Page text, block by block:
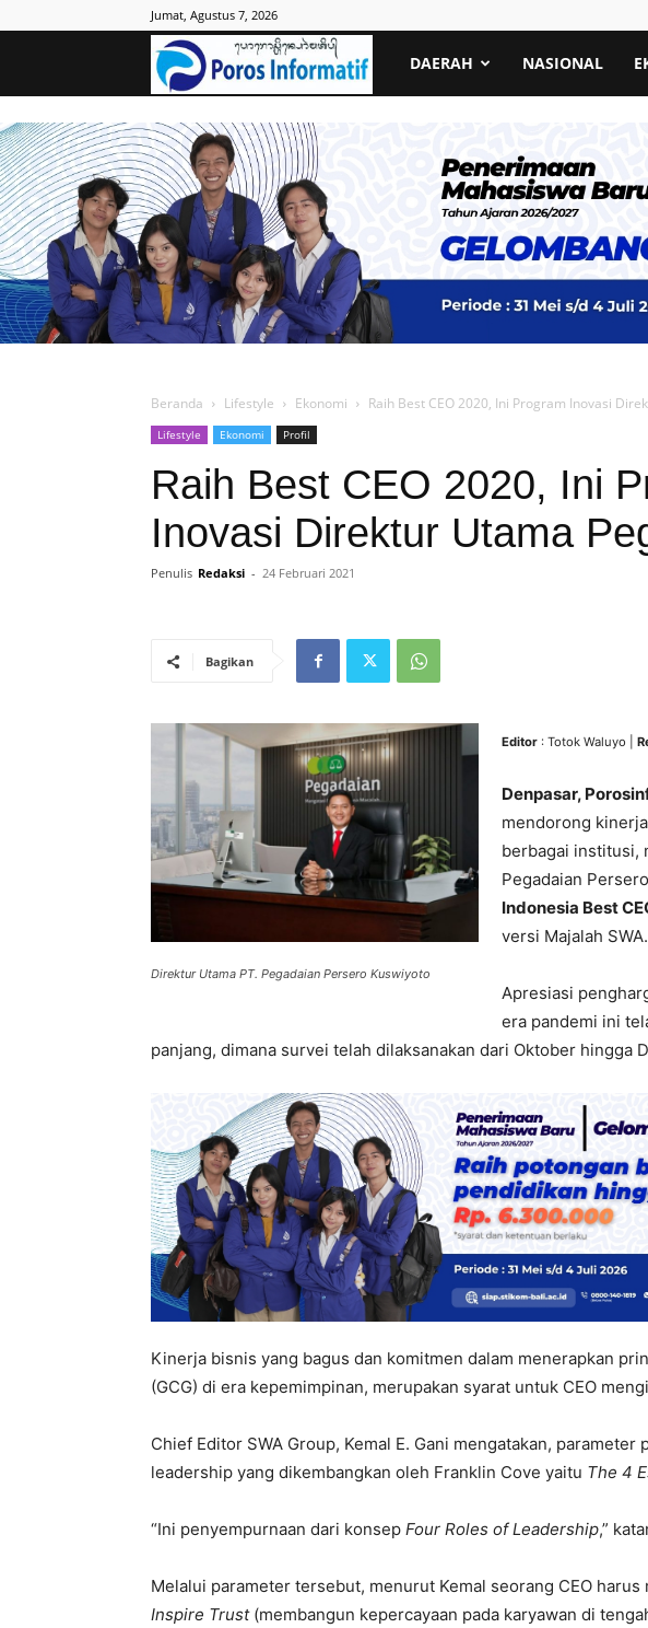
Jumat, Agustus 7, 2026
Poros
DAERAH NASIONAL
Beranda Lifestyle Ekonomi Raih Best CEO 2020, Ini Program Inovasi
Lifestyle Ekonomi Profil
Raih Best CEO 2020, Ini
Inovasi Direktur Utama
Penulis Redaksi - 24 Februari 2021
Bagikan
Direktur Utama PT. Pegadaian Persero Kuswiyoto
Editor : Totok Waluyo |
Denpasar,
mendorong
berbagai institusi,
Pegadaian
Indonesia Best
versi Majalah SWA.
Apresiasi
era pandemi ini
panjang, dimana survei telah dilaksanakan dari Oktober hingga
Kinerja bisnis yang bagus dan komitmen dalam menerapkan
(GCG) di era kepemimpinan, merupakan syarat untuk CEO
Chief Editor SWA Group, Kemal E. Gani mengatakan,
leadership yang dikembangkan oleh Franklin Cove yaitu The 4
“Ini penyempurnaan dari konsep Four Roles of Leadership,”
Melalui parameter tersebut, menurut Kemal seorang CEO
Inspire Trust(membangun kepercayaan pada karyawan di